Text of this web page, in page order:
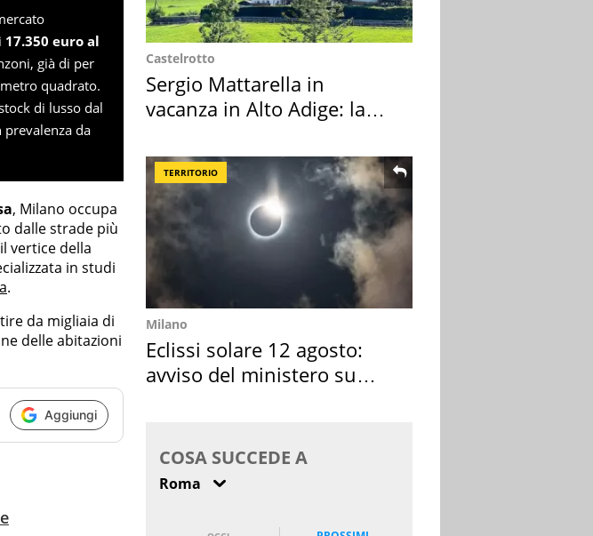
17.350 euro al
già di per
quadrato.
di lusso dal
da
, Milano occupa
dalle strade più
vertice della
in studi
.
da migliaia di
delle abitazioni
Aggiungi
Castelrotto
Sergio Mattarella in
vacanza in Alto Adige: la
TERRITORIO
Milano
Eclissi solare 12 agosto:
avviso del ministero su